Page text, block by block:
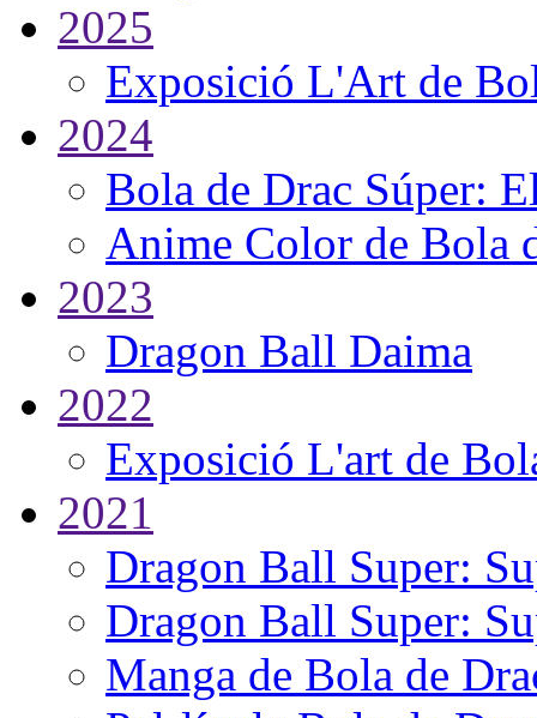
2025
Exposició L'Art de
2024
Bola de Drac Súper:
Anime Color de Bola
2023
Dragon Ball Daima
2022
Exposició L'art de
2021
Dragon Ball Super:
Dragon Ball Super:
Manga de Bola de